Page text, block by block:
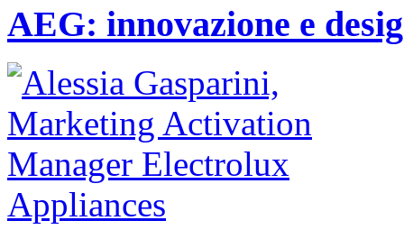
AEG: innovazione e